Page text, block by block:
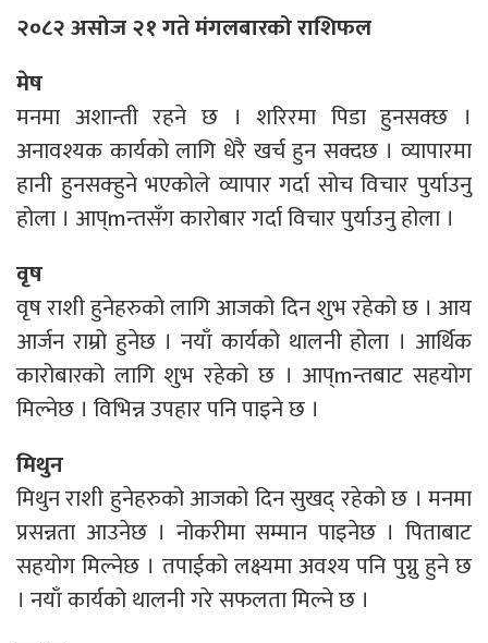
२०८२ असोज २१ गते मंगलबारको राशिफल
मेष
मनमा अशान्ती रहने छ । शरिरमा पिडा हुनसक्छ ।
अनावश्यक कार्यको लागि धेरै खर्च हुन सक्दछ । व्यापारमा
हानी हुनसक्हुने भएकोले व्यापार गर्दा सोच विचार पुर्याउनु
होला । आप्mन्तसँग कारोबार गर्दा विचार पुर्याउनु होला ।
वृष
वृष राशी हुनेहरुको लागि आजको दिन शुभ रहेको छ । आय
आर्जन राम्रो हुनेछ । नयाँ कार्यको थालनी होला । आर्थिक
कारोबारको लागि शुभ रहेको छ । आप्mन्तबाट सहयोग
मिल्नेछ । विभिन्न उपहार पनि पाइने छ ।
मिथुन
मिथुन राशी हुनेहरुको आजको दिन सुखद् रहेको छ । मनमा
प्रसन्नता आउनेछ । नोकरीमा सम्मान पाइनेछ । पिताबाट
सहयोग मिल्नेछ । तपाईको लक्ष्यमा अवश्य पनि पुग्नु हुने छ
। नयाँ कार्यको थालनी गरे सफलता मिल्ने छ ।